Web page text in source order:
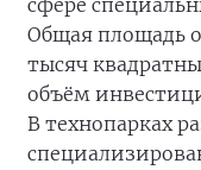
сфере
Общая площадь
тысяч
объём
В технопарках